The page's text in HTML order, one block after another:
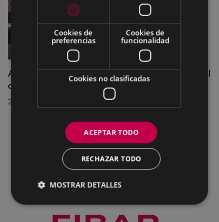
Acuerdos adoptados por el Pleno Municipal
celebrado el 27 de julio de 2026
28/07/2026
Cookies de
preferencias
Cookies de
funcionalidad
Cookies no clasificadas
ACEPTAR TODO
RECHAZAR TODO
MOSTRAR DETALLES